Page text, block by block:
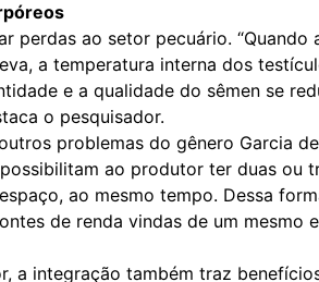
perdas ao setor pecuário. “Quando
a temperatura interna dos
e a qualidade do sêmen se
o pesquisador.
problemas do gênero Garcia
possibilitam ao produtor ter duas ou
ao mesmo tempo. Dessa
de renda vindas de um mesmo
a integração também traz